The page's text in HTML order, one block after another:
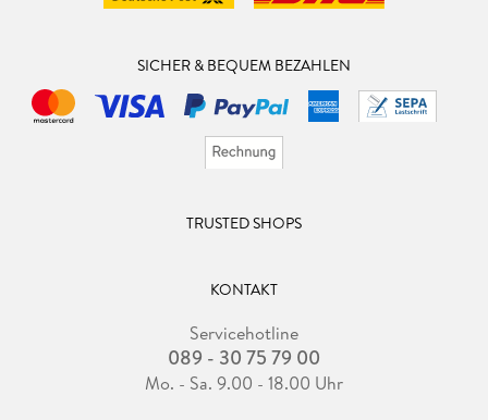
SICHER & BEQUEM BEZAHLEN
TRUSTED SHOPS
KONTAKT
Servicehotline
089 - 30 75 79 00
Mo. - Sa. 9.00 - 18.00 Uhr